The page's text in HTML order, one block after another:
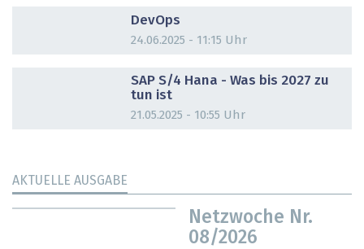
DevOps
24.06.2025 - 11:15 Uhr
SAP S/4 Hana - Was bis 2027 zu
tun ist
21.05.2025 - 10:55 Uhr
AKTUELLE AUSGABE
Netzwoche Nr.
08/2026